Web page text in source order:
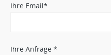
Ihre Email*
Ihre Anfrage *